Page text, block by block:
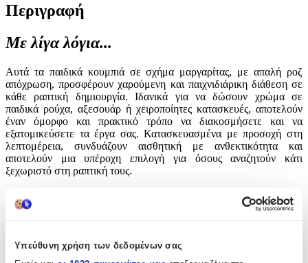
Υπεύθυνη χρήση των δεδομένων σας
Περιγραφή
Με λίγα λόγια...
Αυτά τα παιδικά κουμπιά σε σχήμα μαργαρίτας, με απαλή ροζ
απόχρωση, προσφέρουν χαρούμενη και παιχνιδιάρικη διάθεση σε
κάθε ραπτική δημιουργία. Ιδανικά για να δώσουν χρώμα σε
παιδικά ρούχα, αξεσουάρ ή χειροποίητες κατασκευές, αποτελούν
έναν όμορφο και πρακτικό τρόπο να διακοσμήσετε και να
εξατομικεύσετε τα έργα σας. Κατασκευασμένα με προσοχή στη
λεπτομέρεια, συνδυάζουν αισθητική με ανθεκτικότητα και
αποτελούν μια υπέροχη επιλογή για όσους αναζητούν κάτι
ξεχωριστό στη ραπτική τους.
Χαρακτηριστικά
Κουμπιά